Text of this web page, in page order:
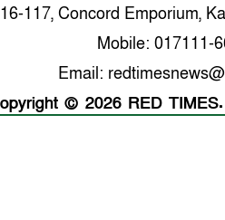
117, Concord Emporium,
Mobile: 017111-
Email:
© 2026 RED